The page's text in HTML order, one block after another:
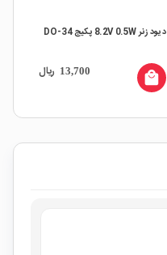
دیود زنر 8.2V 0.5W پکیج DO-34
13,700 ریال local_mall